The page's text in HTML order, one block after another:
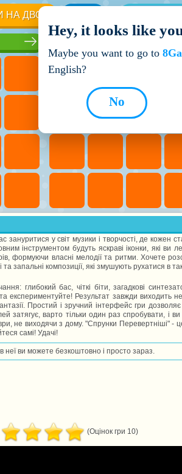
НА ДВОХ
зануритися у світ музики і творчості, де кожен
інструментом будуть яскраві іконки, які ви
формуючи власні мелодії та ритми. Хочете
запальні композиції, які змушують рухатися в
глибокий бас, чіткі біти, загадкові
експериментуйте! Результат завжди виходить
Простий і зручний інтерфейс гри дозволяє
затягує, варто тільки один раз спробувати, і
не виходячи з дому. "Спрунки Перевертніші" -
самі! Удачі!
неї ви можете безкоштовно і просто зараз.
(Оцінок гри 10)
Hey, it looks like
Maybe you want to go to
English?
No